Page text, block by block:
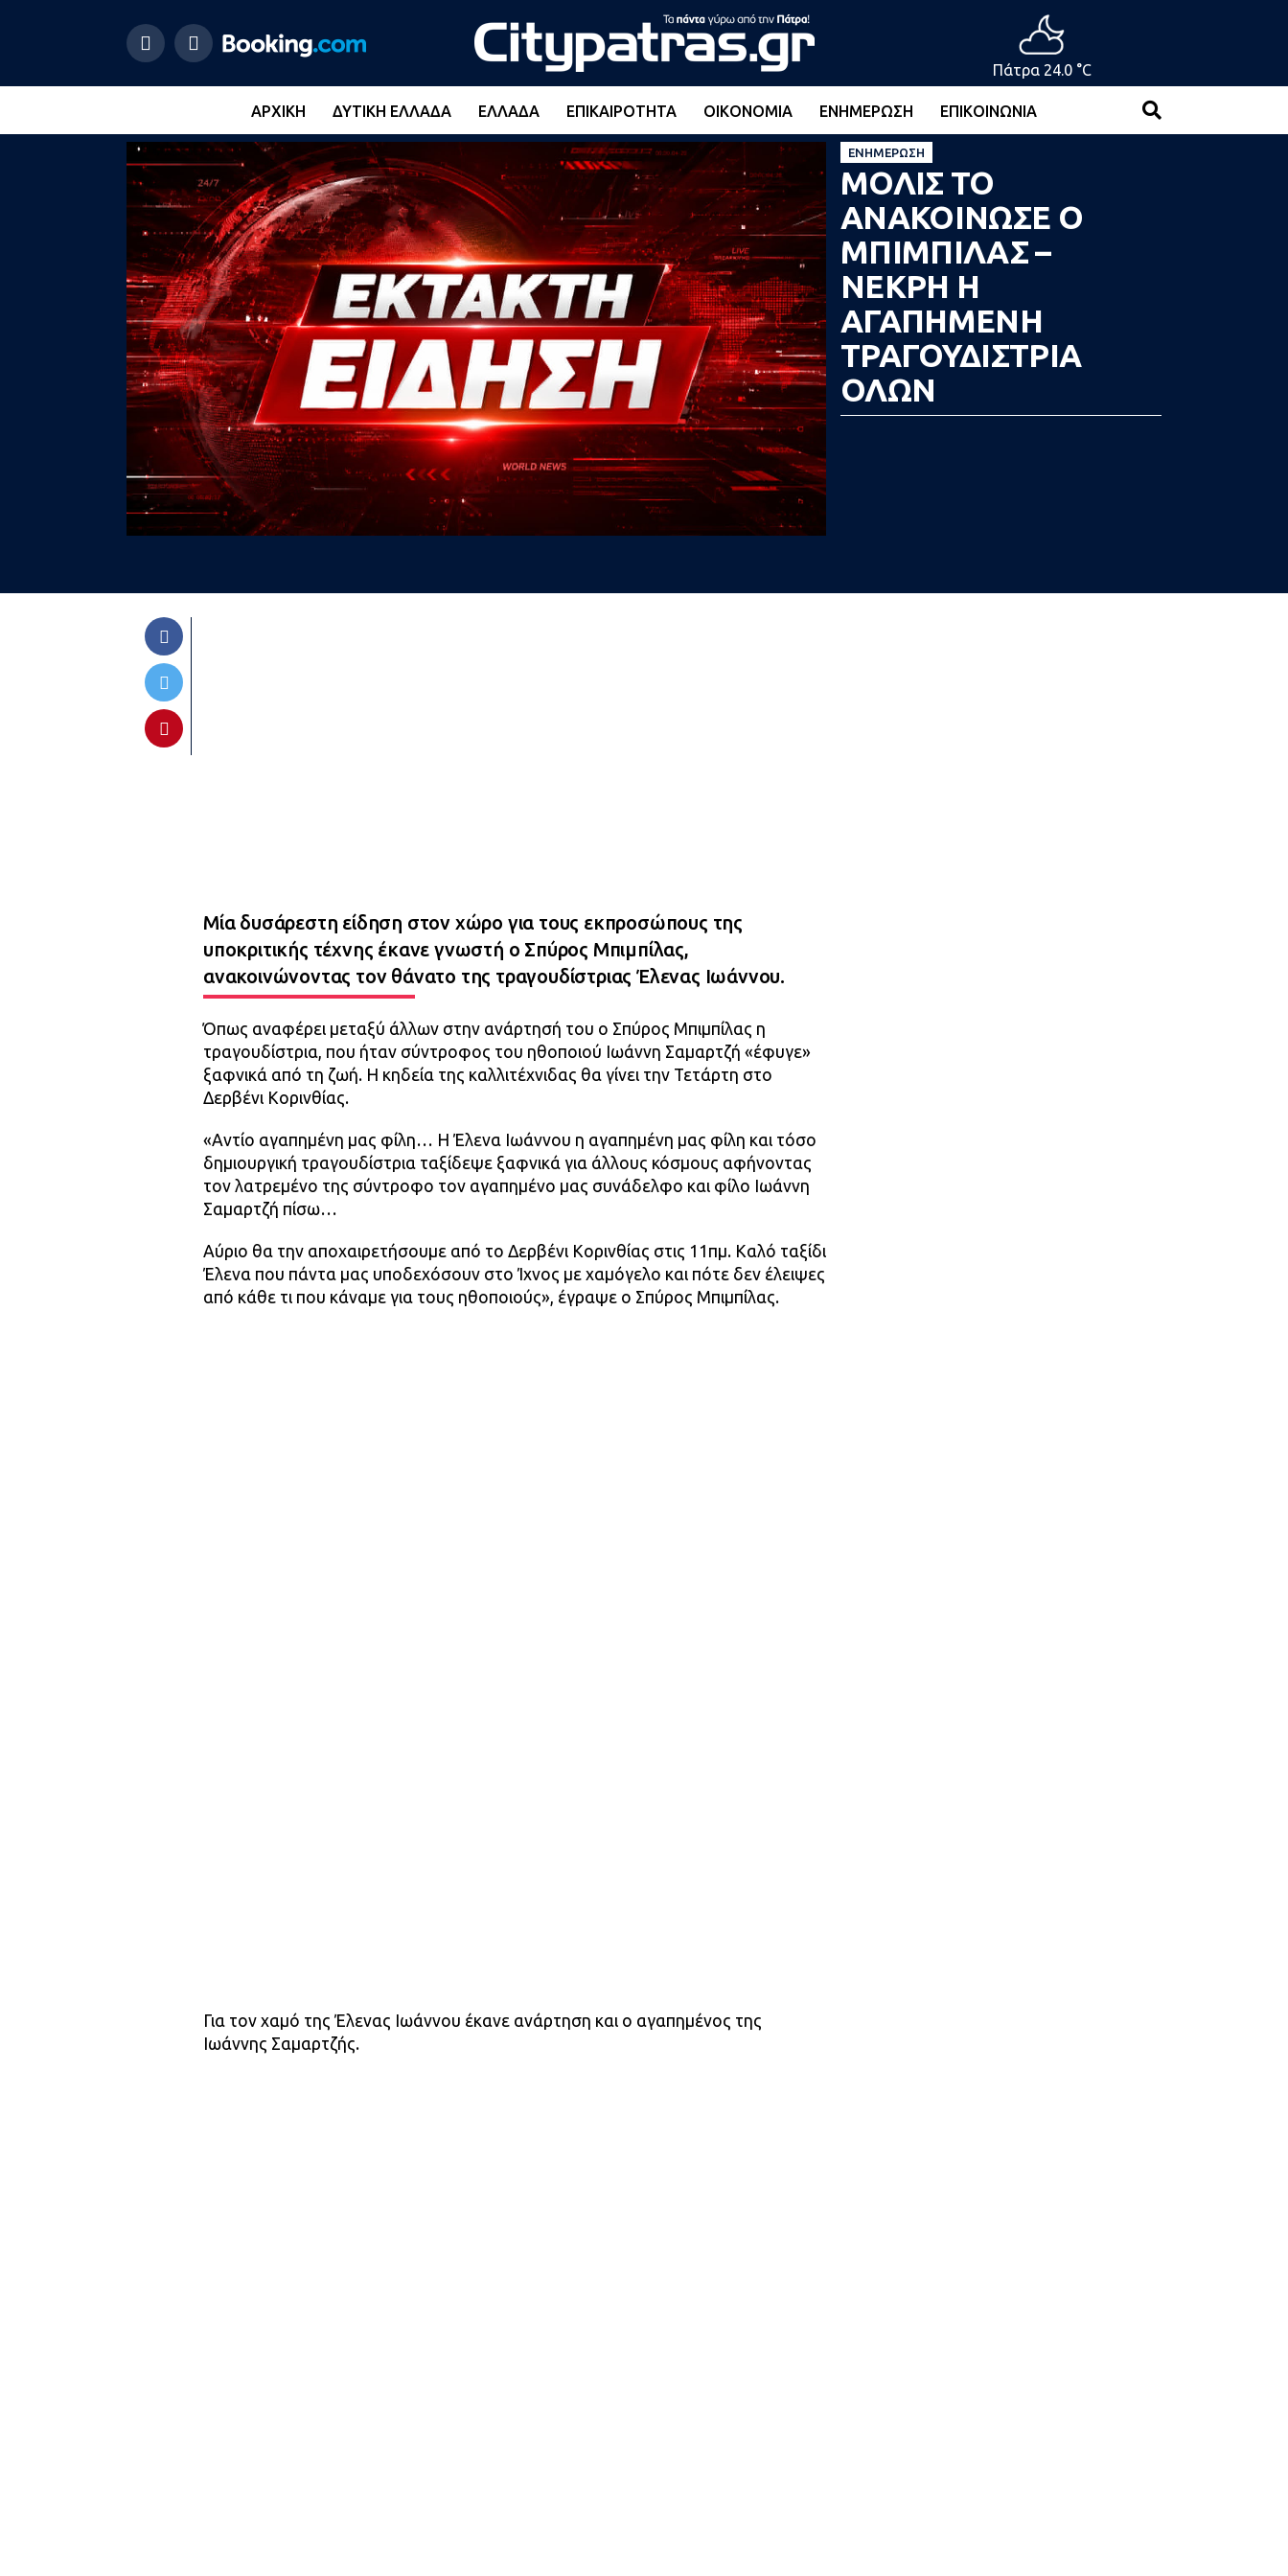
Πάτρα 24.0 °C
ΑΡΧΙΚΉ ΔΥΤΙΚΉ ΕΛΛΆΔΑ ΕΛΛΆΔΑ ΕΠΙΚΑΙΡΌΤΗΤΑ ΟΙΚΟΝΟΜΊΑ ΕΝΗΜΈΡΩΣΗ ΕΠΙΚΟΙΝΩΝΊΑ
ΕΝΗΜΈΡΩΣΗ
ΜΟΛΙΣ ΤΟ
ΑΝΑΚΟΙΝΩΣΕ Ο
ΜΠΙΜΠΙΛΑΣ –
ΝΕΚΡΗ Η
ΑΓΑΠΗΜΕΝΗ
ΤΡΑΓΟΥΔΙΣΤΡΙΑ
ΟΛΩΝ
Μία δυσάρεστη είδηση στον χώρο για τους εκπροσώπους της
υποκριτικής τέχνης έκανε γνωστή ο Σπύρος Μπιμπίλας,
ανακοινώνοντας τον θάνατο της τραγουδίστριας Έλενας Ιωάννου.
Όπως αναφέρει μεταξύ άλλων στην ανάρτησή του ο Σπύρος Μπιμπίλας η
τραγουδίστρια, που ήταν σύντροφος του ηθοποιού Ιωάννη Σαμαρτζή «έφυγε»
ξαφνικά από τη ζωή. Η κηδεία της καλλιτέχνιδας θα γίνει την Τετάρτη στο
Δερβένι Κορινθίας.
«Αντίο αγαπημένη μας φίλη… Η Έλενα Ιωάννου η αγαπημένη μας φίλη και τόσο
δημιουργική τραγουδίστρια ταξίδεψε ξαφνικά για άλλους κόσμους αφήνοντας
τον λατρεμένο της σύντροφο τον αγαπημένο μας συνάδελφο και φίλο Ιωάννη
Σαμαρτζή πίσω…
Αύριο θα την αποχαιρετήσουμε από το Δερβένι Κορινθίας στις 11πμ. Καλό ταξίδι
Έλενα που πάντα μας υποδεχόσουν στο Ίχνος με χαμόγελο και πότε δεν έλειψες
από κάθε τι που κάναμε για τους ηθοποιούς», έγραψε ο Σπύρος Μπιμπίλας.
Για τον χαμό της Έλενας Ιωάννου έκανε ανάρτηση και ο αγαπημένος της
Ιωάννης Σαμαρτζής.